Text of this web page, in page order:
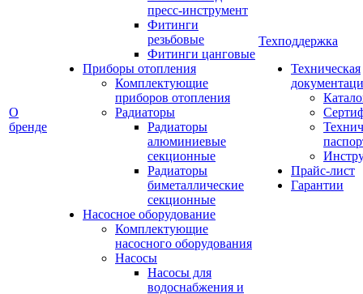
О
бренде
пресс-инструмент
Фитинги
резьбовые
Фитинги цанговые
Приборы отопления
Комплектующие
приборов отопления
Радиаторы
Радиаторы
алюминиевые
секционные
Радиаторы
биметаллические
секционные
Насосное оборудование
Комплектующие
насосного оборудования
Насосы
Насосы для
водоснабжения и
Техподдержка
Техническая
Прайс-лист
Гарантии